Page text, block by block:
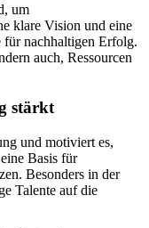
um
klare Vision und eine
für nachhaltigen Erfolg.
auch, Ressourcen
stärkt
und motiviert es,
Basis für
Besonders in der
Talente auf die